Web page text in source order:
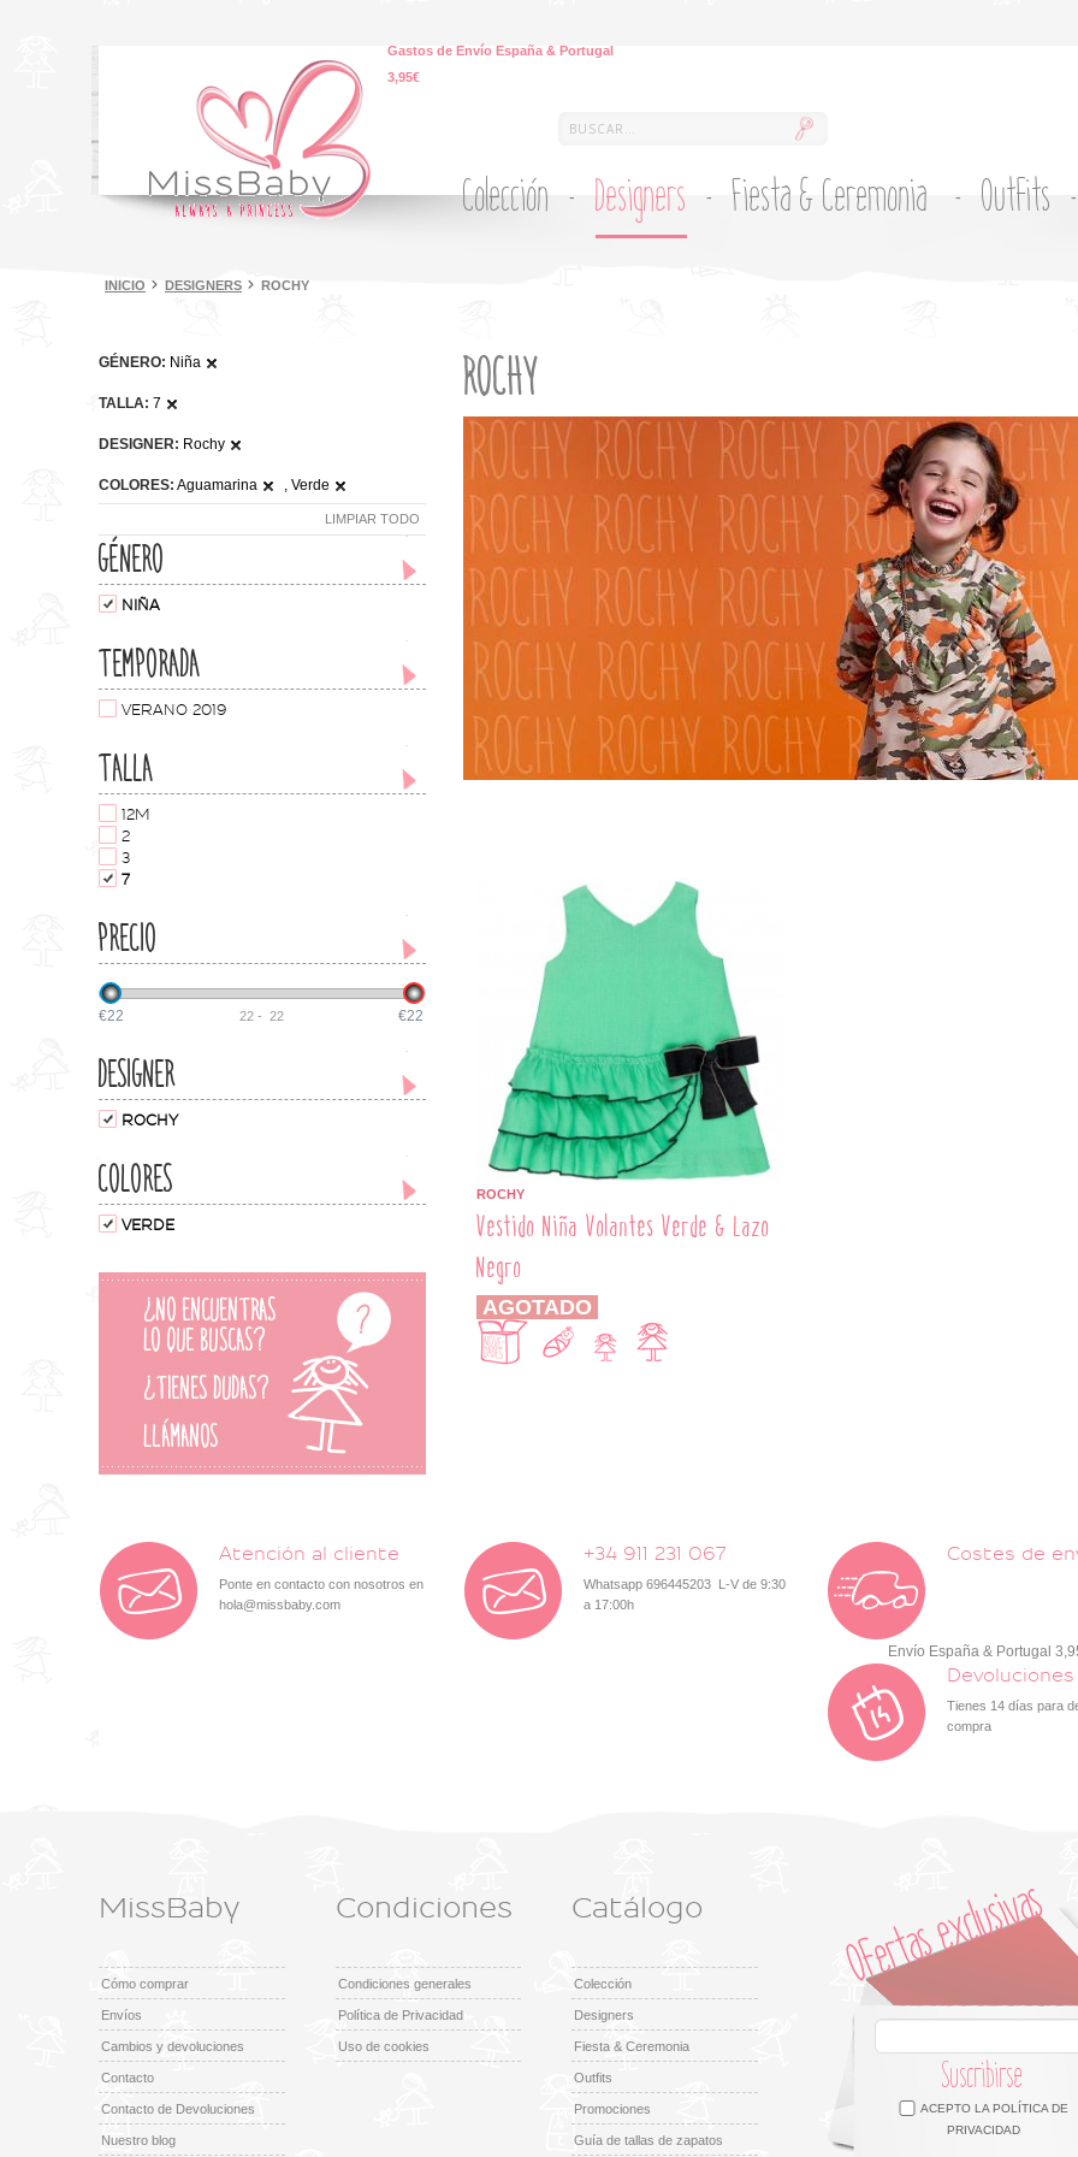
Gastos de Envío España & Portugal
3,95€
Colección Designers Fiesta & Ceremonia Outfits
INICIO DESIGNERS ROCHY
GÉNERO: Niña
TALLA: 7
DESIGNER: Rochy
COLORES: Aguamarina , Verde
LIMPIAR TODO
GÉNERO
NIÑA
TEMPORADA
VERANO 2019
TALLA
12M
2
3
7
PRECIO
€22 €22
22- 22
DESIGNER
ROCHY
COLORES
VERDE
ROCHY
ROCHY
Vestido Niña Volantes Verde & Lazo
Negro
AGOTADO
Atención al cliente
Ponte en contacto con nosotros en
hola@missbaby.com
+34 911 231 067
Whatsapp 696445203 L-V de 9:30
a 17:00h
Costes de
Envío España & Portugal
Devoluciones
Tienes 14 días para
compra
MissBaby
Cómo comprar
Envíos
Cambios y devoluciones
Contacto
Contacto de Devoluciones
Nuestro blog
Condiciones
Condiciones generales
Política de Privacidad
Uso de cookies
Catálogo
Colección
Designers
Fiesta & Ceremonia
Outfits
Promociones
Guía de tallas de zapatos
Suscribirse
ACEPTO LAPOLÍTICA DE
PRIVACIDAD
Facebook Twitter Google +